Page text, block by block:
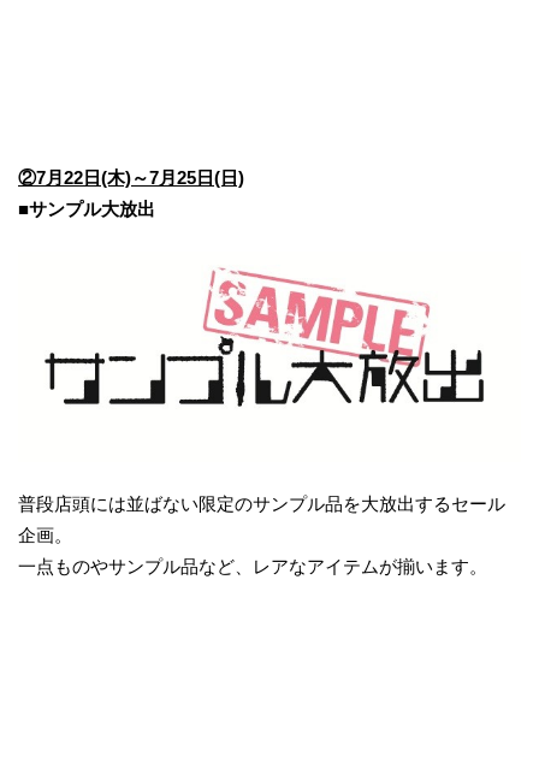
②7月22日(木)～7月25日(日)
■サンプル大放出
普段店頭には並ばない限定のサンプル品を大放出するセール
企画。
一点ものやサンプル品など、レアなアイテムが揃います。